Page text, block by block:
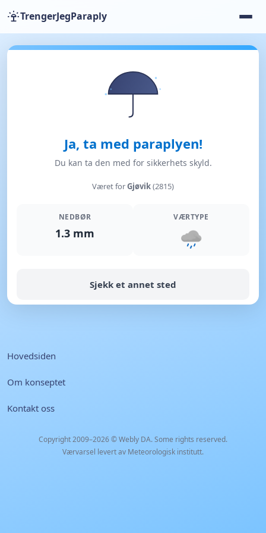
TrengerJegParaply
Ja, ta med paraplyen!
Du kan ta den med for sikkerhets skyld.
Været forGjøvik(2815)
NEDBØR
1.3 mm
VÆRTYPE
Sjekk et annet sted
Hovedsiden
Om konseptet
Kontakt oss
Copyright 2009–2026 ©Webly DA. Some rights reserved.
Værvarsel levert av Meteorologisk institutt.